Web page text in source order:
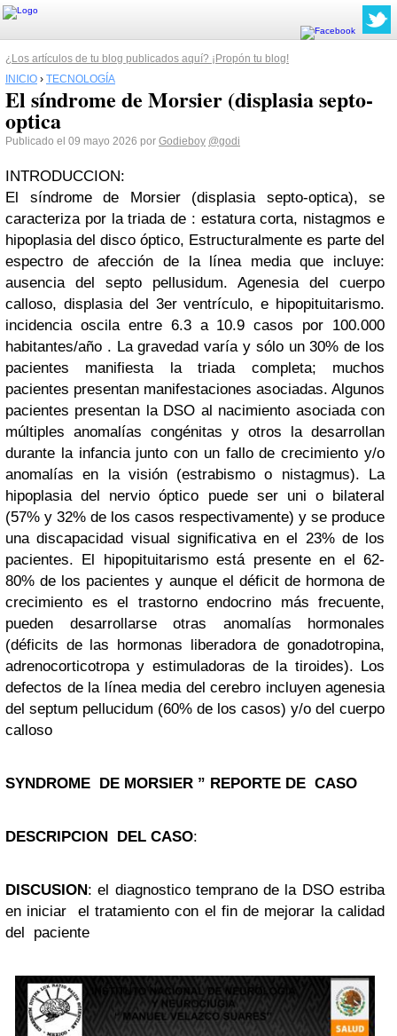
¿Los artículos de tu blog publicados aquí? ¡Propón tu blog!
INICIO › TECNOLOGÍA
El síndrome de Morsier (displasia septo-
optica
Publicado el 09 mayo 2026 por Godieboy @godi
INTRODUCCION:
El síndrome de Morsier (displasia septo-optica), se
caracteriza por la triada de : estatura corta, nistagmos e
hipoplasia del disco óptico, Estructuralmente es parte del
espectro de afección de la línea media que incluye:
ausencia del septo pellusidum. Agenesia del cuerpo
calloso, displasia del 3er ventrículo, e hipopituitarismo.
incidencia oscila entre 6.3 a 10.9 casos por 100.000
habitantes/año . La gravedad varía y sólo un 30% de los
pacientes manifiesta la triada completa; muchos
pacientes presentan manifestaciones asociadas. Algunos
pacientes presentan la DSO al nacimiento asociada con
múltiples anomalías congénitas y otros la desarrollan
durante la infancia junto con un fallo de crecimiento y/o
anomalías en la visión (estrabismo o nistagmus). La
hipoplasia del nervio óptico puede ser uni o bilateral
(57% y 32% de los casos respectivamente) y se produce
una discapacidad visual significativa en el 23% de los
pacientes. El hipopituitarismo está presente en el 62-
80% de los pacientes y aunque el déficit de hormona de
crecimiento es el trastorno endocrino más frecuente,
pueden desarrollarse otras anomalías hormonales
(déficits de las hormonas liberadora de gonadotropina,
adrenocorticotropa y estimuladoras de la tiroides). Los
defectos de la línea media del cerebro incluyen agenesia
del septum pellucidum (60% de los casos) y/o del cuerpo
calloso
SYNDROME DE MORSIER ” REPORTE DE CASO
DESCRIPCION DEL CASO:
DISCUSION: el diagnostico temprano de la DSO estriba
en iniciar el tratamiento con el fin de mejorar la calidad
del paciente